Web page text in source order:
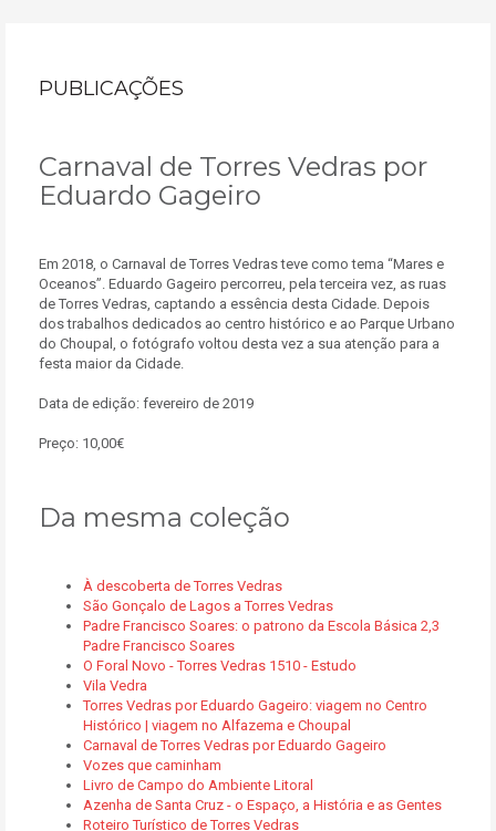
PUBLICAÇÕES
Carnaval de Torres Vedras por
Eduardo Gageiro
Em 2018, o Carnaval de Torres Vedras teve como tema “Mares e
Oceanos”. Eduardo Gageiro percorreu, pela terceira vez, as ruas
de Torres Vedras, captando a essência desta Cidade. Depois
dos trabalhos dedicados ao centro histórico e ao Parque Urbano
do Choupal, o fotógrafo voltou desta vez a sua atenção para a
festa maior da Cidade.
Data de edição: fevereiro de 2019
Preço: 10,00€
Da mesma coleção
À descoberta de Torres Vedras
São Gonçalo de Lagos a Torres Vedras
Padre Francisco Soares: o patrono da Escola Básica 2,3
Padre Francisco Soares
O Foral Novo - Torres Vedras 1510 - Estudo
Vila Vedra
Torres Vedras por Eduardo Gageiro: viagem no Centro
Histórico | viagem no Alfazema e Choupal
Carnaval de Torres Vedras por Eduardo Gageiro
Vozes que caminham
Livro de Campo do Ambiente Litoral
Azenha de Santa Cruz - o Espaço, a História e as Gentes
Roteiro Turístico de Torres Vedras